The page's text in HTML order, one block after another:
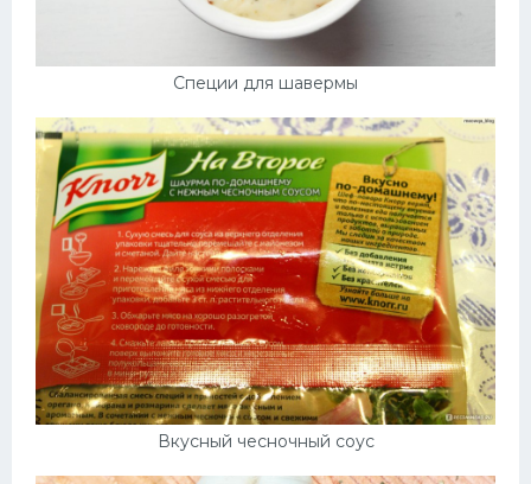
Специи для шавермы
Вкусный чесночный соус